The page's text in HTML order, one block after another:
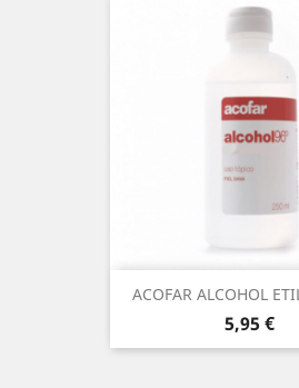
ACOFAR ALCOHOL
Precio
5,95 €